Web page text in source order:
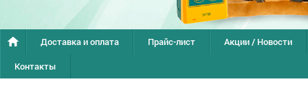
Доставка и оплата Прайс-лист
Акции / Новости
Контакты